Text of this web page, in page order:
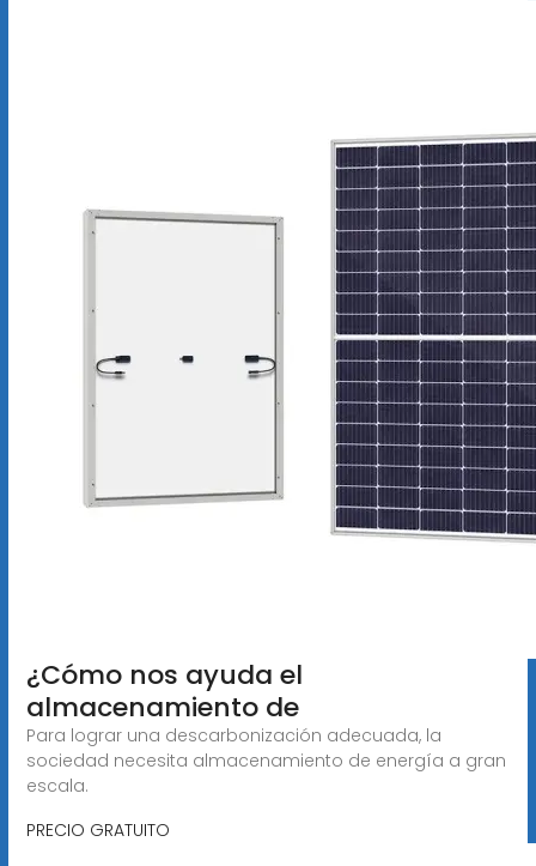
¿Cómo nos ayuda el
almacenamiento de
Para lograr una descarbonización adecuada, la
sociedad necesita almacenamiento de energía a gran
escala.
PRECIO GRATUITO